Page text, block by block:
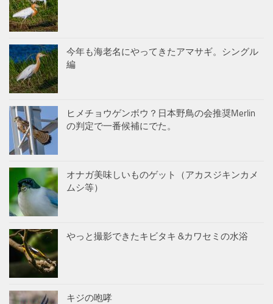
今年も海老名にやってきたアマサギ。シングル
編
ヒメチョウゲンボウ？日本野鳥の会推奨Merlin
の判定で一番候補にでた。
オナガ美味しいものゲット（アカスジキンカメ
ムシ等）
やっと撮影できたキビタキ &カワセミの水浴
キジの咆哮